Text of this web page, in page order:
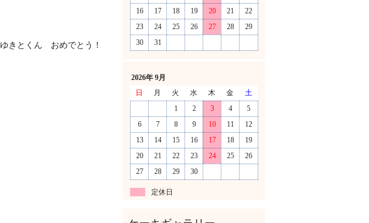
ゆきとくん おめでとう！
16
17 18 19 20 21
22
23
24 25 26 27 28
29
30
31
2026年 9月
日
月 火 水 木 金
土
1
2 3 4
5
6
7 8 9 10 11
12
13
14 15 16 17 18
19
20
21 22 23 24 25
26
27
28 29 30
定休日